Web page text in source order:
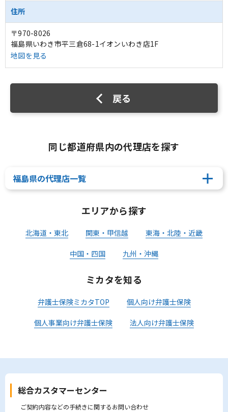
住所
〒970-8026
福島県いわき市平三倉68-1イオンいわき店1F
地図を見る
戻る
同じ都道府県内の代理店を探す
福島県の代理店一覧
エリアから探す
北海道・東北 関東・甲信越 東海・北陸・近畿
中国・四国 九州・沖縄
ミカタを知る
弁護士保険ミカタTOP 個人向け弁護士保険
個人事業向け弁護士保険 法人向け弁護士保険
総合カスタマーセンター
ご契約内容などの手続きに関するお問い合わせ